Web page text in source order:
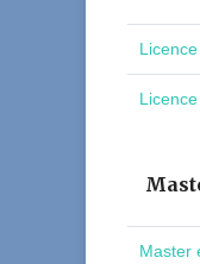
Master